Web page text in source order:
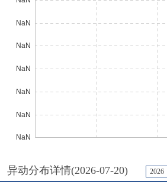
异动分布详情(2026-07-20) 2026